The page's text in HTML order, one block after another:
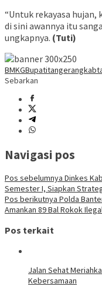
“Untuk rekayasa hujan,
di sini awannya itu
ungkapnya. (Tuti)
BMKGBupatitangerang
Sebarkan
Navigasi pos
Pos sebelumnya Dinkes
Semester I, Siapkan
Pos berikutnya Polda
Amankan 89 Bal Rokok
Pos terkait
Jalan Sehat
Kebersamaan